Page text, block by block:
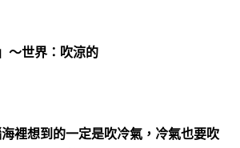
」～世界：吹涼的
裡想到的一定是吹冷氣，冷氣也要吹